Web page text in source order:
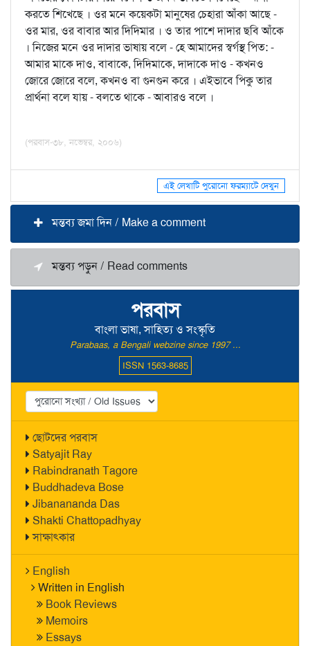
পরবাস
বাংলা ভাষা, সাহিত্য ও সংস্কৃতি
Parabaas, a Bengali webzine since 1997 ...
ISSN 1563-8685
ছোটদের পরবাস
Satyajit Ray
Rabindranath Tagore
Buddhadeva Bose
Jibanananda Das
Shakti Chattopadhyay
সাক্ষাৎকার
English
Written in English
Book Reviews
Memoirs
Essays
করতে শিখেছে । ওর মনে কয়েকটা মানুষের চেহারা আঁকা আছে -
ওর মার, ওর বাবার আর দিদিমার । ও তার পাশে দাদার ছবি আঁকে
। নিজের মনে ওর দাদার ভাষায় বলে - হে আমাদের স্বর্গস্থ পিত: -
আমার মাকে দাও, বাবাকে, দিদিমাকে, দাদাকে দাও - কখনও
জোরে জোরে বলে, কখনও বা গুনগুন করে । এইভাবে পিকু তার
প্রার্থনা বলে যায় - বলতে থাকে - আবারও বলে ।
(পরবাস-৩৮, নভেম্বর, ২০০৬)
এই লেখাটি পুরোনো ফরম্যাটে দেখুন
মন্তব্য জমা দিন / Make a comment
মন্তব্য পড়ুন / Read comments